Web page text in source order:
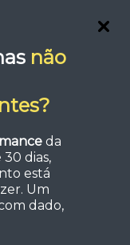
não
da
dias,
está
Um
dado,